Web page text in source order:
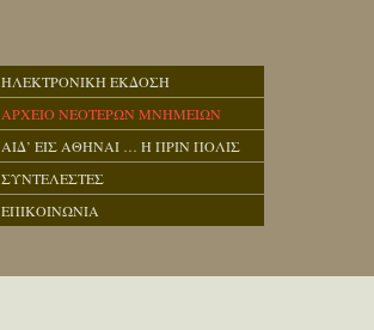
ΗΛΕΚΤΡΟΝΙΚΗ ΕΚΔΟΣΗ
ΑΡΧΕΙΟ ΝΕΟΤΕΡΩΝ ΜΝΗΜΕΙΩΝ
ΑΙΔ’ ΕΙΣ ΑΘΗΝΑΙ … Η ΠΡΙΝ ΠΟΛΙΣ
ΣΥΝΤΕΛΕΣΤΕΣ
ΕΠΙΚΟΙΝΩΝΙΑ